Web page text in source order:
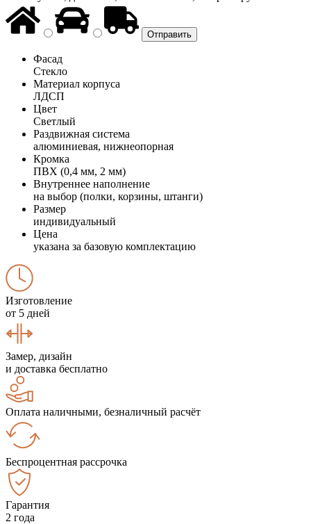
Фасад
Стекло
Материал корпуса
ЛДСП
Цвет
Светлый
Раздвижная система
алюминиевая, нижнеопорная
Кромка
ПВХ (0,4 мм, 2 мм)
Внутреннее наполнение
на выбор (полки, корзины, штанги)
Размер
индивидуальный
Цена
указана за базовую комплектацию
Изготовление
от 5 дней
Замер, дизайн
и доставка бесплатно
Оплата наличными, безналичный расчёт
Беспроцентная рассрочка
Гарантия
2 года